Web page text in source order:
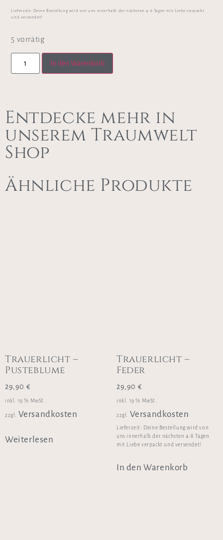
Lieferzeit:
Deine Bestellung wird von uns innerhalb der nächsten 4-8 Tagen mit Liebe verpackt
und versendet!
5 vorrätig
In den Warenkorb
Entdecke mehr in
unserem Traumwelt
Shop
Ähnliche Produkte
Trauerlicht –
Pusteblume
29,90 €
inkl. 19 % MwSt.
zzgl. Versandkosten
Weiterlesen
Trauerlicht –
Feder
29,90 €
inkl. 19 % MwSt.
zzgl. Versandkosten
Lieferzeit: Deine Bestellung wird von
uns innerhalb der nächsten 4-8 Tagen
mit Liebe verpackt und versendet!
In den Warenkorb